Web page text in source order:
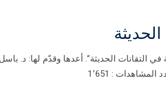
السورية للكتاب كتيب “ندوة الترجمة 2025م – الترجمة في التقانات الحديثة”. أعدها وقدّم لها: د. باسل